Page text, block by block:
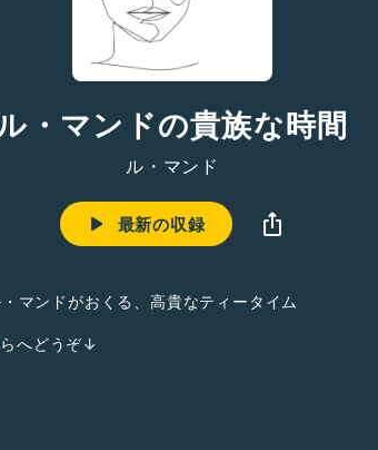
・マンドの貴族な時間
ル・マンド
最新の収録
マンドがおくる、高貴なティータイム
へどうぞ↓
qa.com/nemnemnight?utm_medium=twitter&